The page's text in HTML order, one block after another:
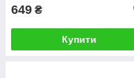
649 ₴
Купити